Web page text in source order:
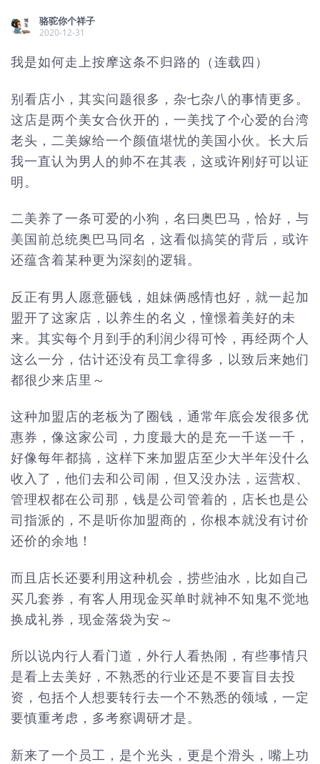
骆驼你个祥子
2020-12-31
我是如何走上按摩这条不归路的（连载四）
别看店小，其实问题很多，杂七杂八的事情更多。
这店是两个美女合伙开的，一美找了个心爱的台湾
老头，二美嫁给一个颜值堪忧的美国小伙。长大后
我一直认为男人的帅不在其表，这或许刚好可以证
明。
二美养了一条可爱的小狗，名曰奥巴马，恰好，与
美国前总统奥巴马同名，这看似搞笑的背后，或许
还蕴含着某种更为深刻的逻辑。
反正有男人愿意砸钱，姐妹俩感情也好，就一起加
盟开了这家店，以养生的名义，憧憬着美好的未
来。其实每个月到手的利润少得可怜，再经两个人
这么一分，估计还没有员工拿得多，以致后来她们
都很少来店里～
这种加盟店的老板为了圈钱，通常年底会发很多优
惠券，像这家公司，力度最大的是充一千送一千，
好像每年都搞，这样下来加盟店至少大半年没什么
收入了，他们去和公司闹，但又没办法，运营权、
管理权都在公司那，钱是公司管着的，店长也是公
司指派的，不是听你加盟商的，你根本就没有讨价
还价的余地！
而且店长还要利用这种机会，捞些油水，比如自己
买几套券，有客人用现金买单时就神不知鬼不觉地
换成礼券，现金落袋为安～
所以说内行人看门道，外行人看热闹，有些事情只
是看上去美好，不熟悉的行业还是不要盲目去投
资，包括个人想要转行去一个不熟悉的领域，一定
要慎重考虑，多考察调研才是。
新来了一个员工，是个光头，更是个滑头，嘴上功